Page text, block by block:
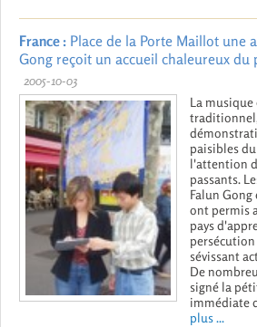
France : Place de la Porte Maillot une
Gong reçoit un accueil chaleureux du
2005-10-03
La
paisibles
l'attention
passants.
Falun
ont permis
pays
sévissant
De
signé la
immédiate
plus ...